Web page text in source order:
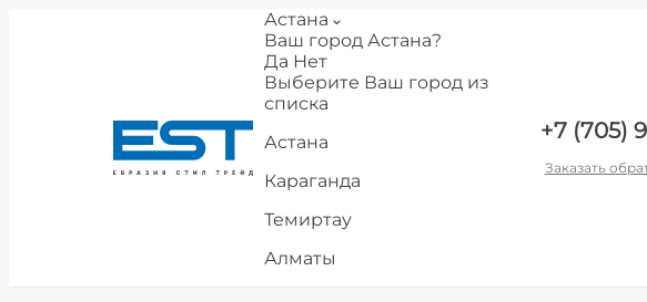
Астана
Ваш город Астана?
Да Нет
Выберите Ваш город из
списка
Астана
Караганда
Темиртау
Алматы
+7 (705)
Заказать